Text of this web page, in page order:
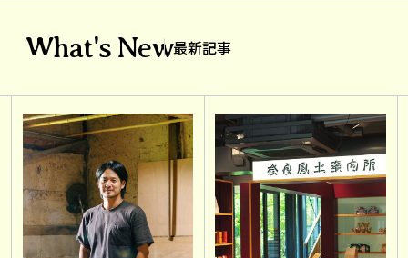
What's New最新記事